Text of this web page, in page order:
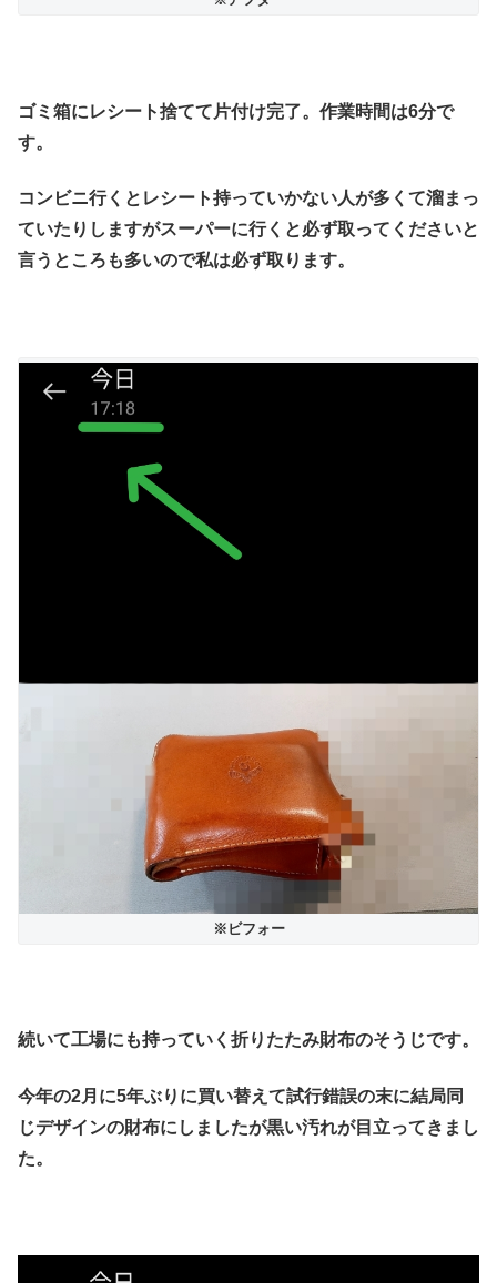
ゴミ箱にレシート捨てて片付け完了。作業時間は6分で
す。
コンビニ行くとレシート持っていかない人が多くて溜まっ
ていたりしますがスーパーに行くと必ず取ってくださいと
言うところも多いので私は必ず取ります。
※ビフォー
続いて工場にも持っていく折りたたみ財布のそうじです。
今年の2月に5年ぶりに買い替えて試行錯誤の末に結局同
じデザインの財布にしましたが黒い汚れが目立ってきまし
た。